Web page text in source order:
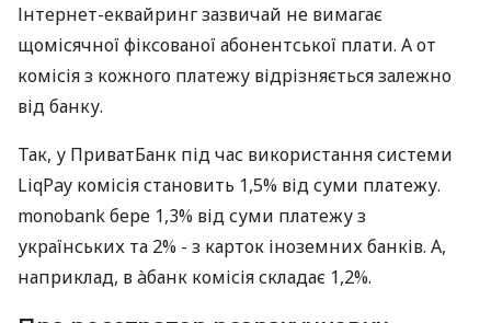
Інтернет-еквайринг зазвичай не вимагає
щомісячної фіксованої абонентської плати. А от
комісія з кожного платежу відрізняється залежно
від банку.
Так, у ПриватБанк під час використання системи
LiqPay комісія становить 1,5% від суми платежу.
monobank бере 1,3% від суми платежу з
українських та 2% - з карток іноземних банків. А,
наприклад, в àбанк комісія складає 1,2%.